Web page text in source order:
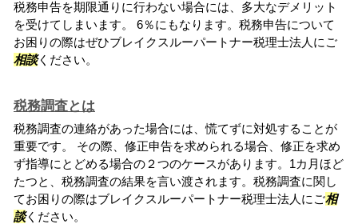
税務申告を期限通りに行わない場合には、多大なデメリット
を受けてしまいます。 6％にもなります。税務申告について
お困りの際はぜひブレイクスルーパートナー税理士法人にご
相談ください。
税務調査とは
税務調査の連絡があった場合には、慌てずに対処することが
重要です。 その際、修正申告を求められる場合、修正を求め
ず指導にとどめる場合の２つのケースがあります。1カ月ほど
たつと、税務調査の結果を言い渡されます。税務調査に関し
てお困りの際はブレイクスルーパートナー税理士法人にご相
談ください。